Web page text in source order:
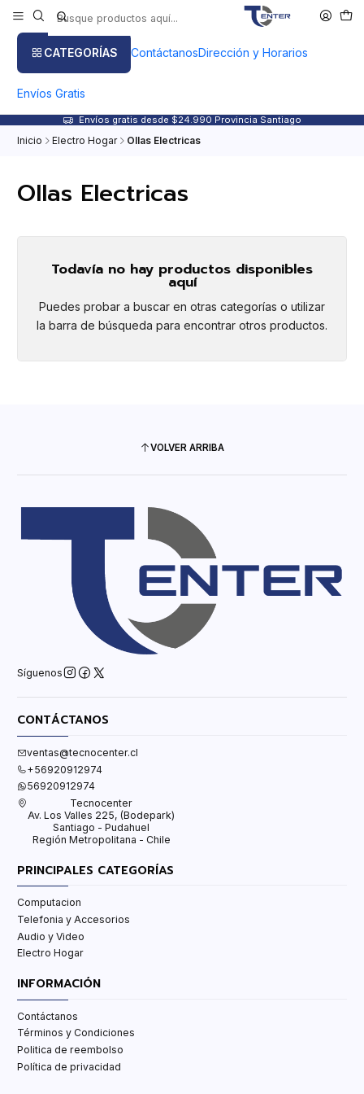
CATEGORÍAS ContáctanosDirección y Horarios
Envíos Gratis
Envíos gratis desde $24.990 Provincia Santiago
Inicio Electro Hogar Ollas Electricas
Ollas Electricas
Todavía no hay productos disponibles
aquí
Puedes probar a buscar en otras categorías o utilizar
la barra de búsqueda para encontrar otros productos.
VOLVER ARRIBA
Síguenos
CONTÁCTANOS
ventas@tecnocenter.cl
+56920912974
56920912974
Tecnocenter
Av. Los Valles 225, (Bodepark)
Santiago - Pudahuel
Región Metropolitana - Chile
PRINCIPALES CATEGORÍAS
Computacion
Telefonia y Accesorios
Audio y Video
Electro Hogar
INFORMACIÓN
Contáctanos
Términos y Condiciones
Politica de reembolso
Política de privacidad